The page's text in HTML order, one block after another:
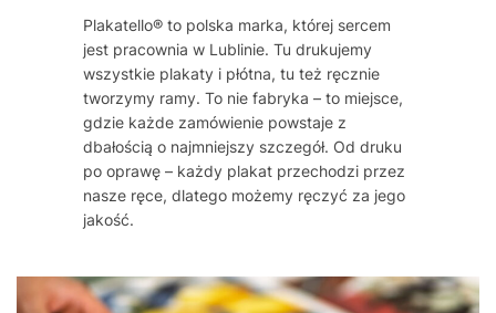
Plakatello® to polska marka, której sercem
jest pracownia w Lublinie. Tu drukujemy
wszystkie plakaty i płótna, tu też ręcznie
tworzymy ramy. To nie fabryka – to miejsce,
gdzie każde zamówienie powstaje z
dbałością o najmniejszy szczegół. Od druku
po oprawę – każdy plakat przechodzi przez
nasze ręce, dlatego możemy ręczyć za jego
jakość.